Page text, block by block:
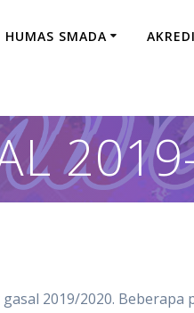
HUMAS SMADA
2019/2020.